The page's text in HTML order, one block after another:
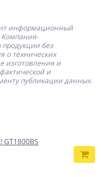
информационный
Компания-
без
о технических
изготовления и
и
публикации данных.